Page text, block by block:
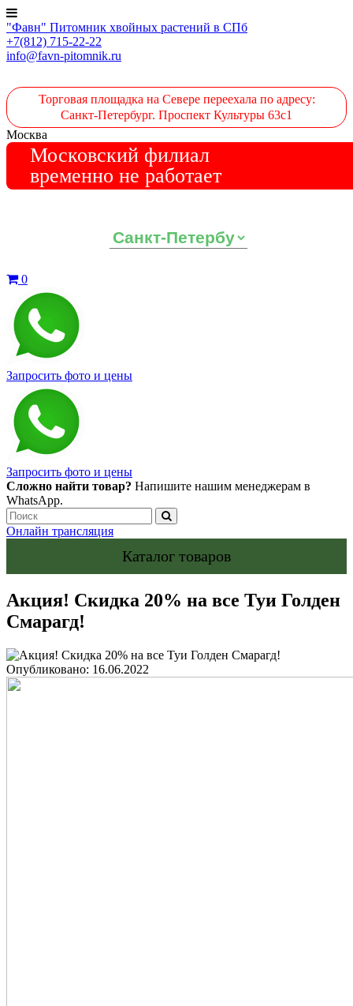
"Фавн" Питомник хвойных растений в СПб
+7(812) 715-22-22
info@favn-pitomnik.ru
Торговая площадка на Севере переехала по адресу:
Санкт-Петербург. Проспект Культуры 63с1
Москва
Московский филиал
временно не работает
0
Запросить фото и цены
Запросить фото и цены
Сложно найти товар? Напишите нашим менеджерам в
WhatsApp.
Онлайн трансляция
Каталог товаров
Акция! Скидка 20% на все Туи Голден
Смарагд!
Опубликовано: 16.06.2022